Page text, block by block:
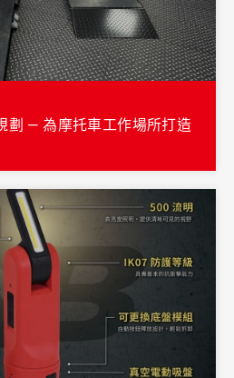
劃 — 為摩托車工作場所打造